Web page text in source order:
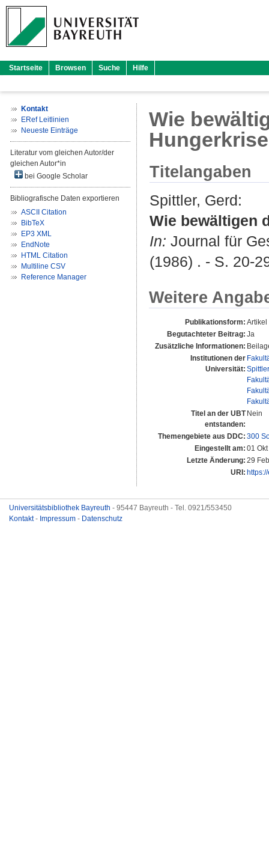
Startseite Browsen Suche Hilfe
Kontakt
ERef Leitlinien
Neueste Einträge
Literatur vom gleichen Autor/der
gleichen Autor*in
bei Google Scholar
Bibliografische Daten exportieren
ASCII Citation
BibTeX
EP3 XML
EndNote
HTML Citation
Multiline CSV
Reference Manager
Wie
Titelangaben
Spittler, Gerd:
Wie bewältigen
In: Journal für
(1986) . - S. 20-
Weitere
Publikationsform: Artikel
Begutachteter Beitrag: Ja
Zusätzliche Informationen:
Institutionen der
Universität: Spittler
Titel an der UBT
entstanden:
Nein
Themengebiete aus DDC: 300
Eingestellt am: 01
Letzte Änderung: 29
URI:
Universitätsbibliothek Bayreuth - 95447 Bayreuth - Tel. 0921/553450
Kontakt- Impressum - Datenschutz